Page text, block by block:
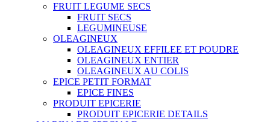
FRUIT LEGUME SECS
FRUIT SECS
LEGUMINEUSE
OLEAGINEUX
OLEAGINEUX EFFILEE ET POUDRE
OLEAGINEUX ENTIER
OLEAGINEUX AU COLIS
EPICE PETIT FORMAT
EPICE FINES
PRODUIT EPICERIE
PRODUIT EPICERIE DETAILS